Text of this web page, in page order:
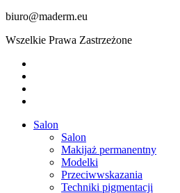
biuro@maderm.eu
Wszelkie Prawa Zastrzeżone
Close
Salon
Salon
Makijaż permanentny
Modelki
Przeciwwskazania
Techniki pigmentacji